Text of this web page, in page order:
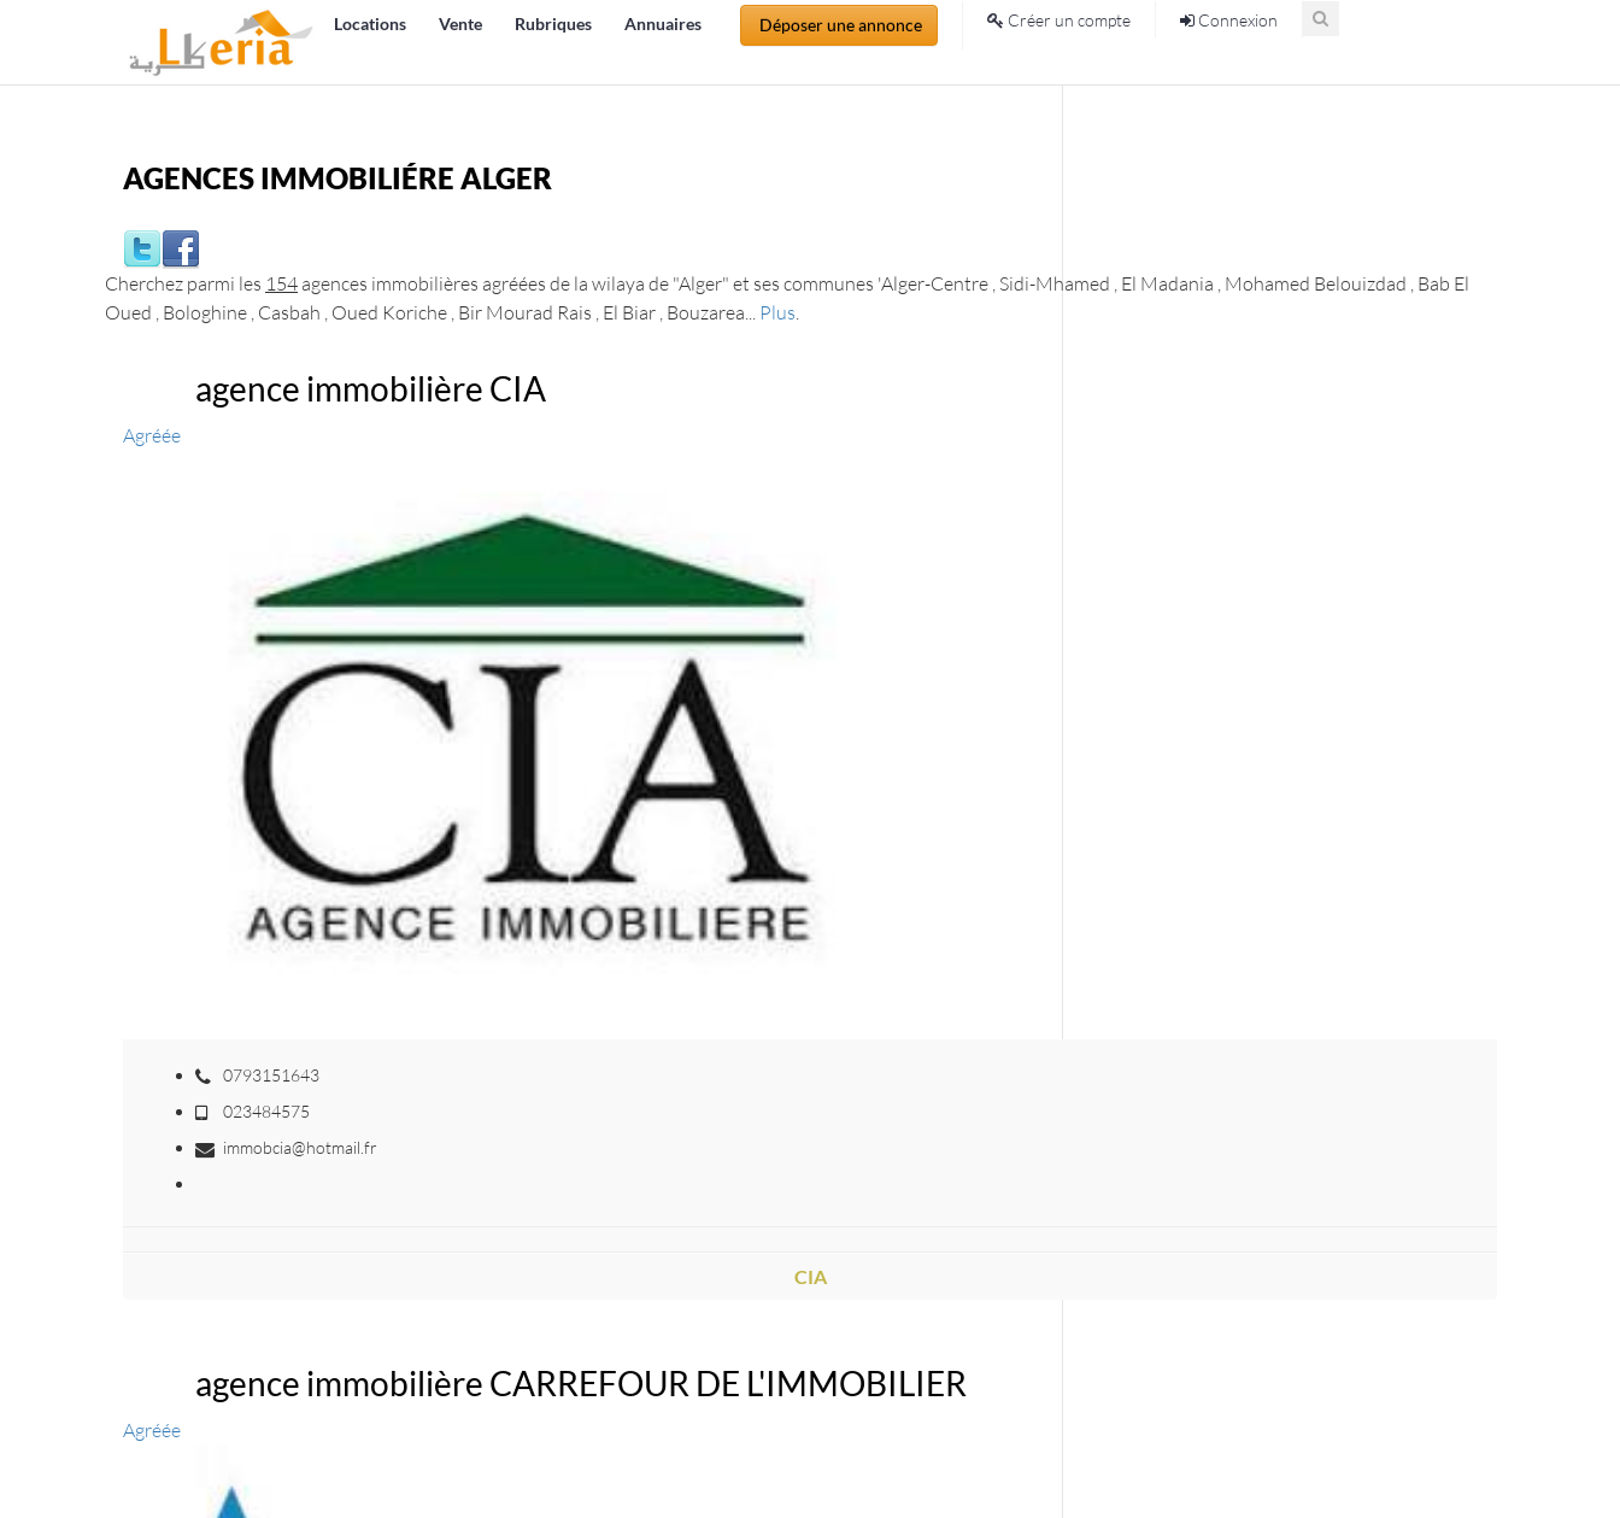
Locations Vente Rubriques Annuaires Déposer une annonce Créer un compte Connexion
AGENCES IMMOBILIÉRE ALGER
Cherchez parmi les 154 agences immobilières agréées de la wilaya de "Alger" et ses communes 'Alger-Centre , Sidi-Mhamed , El Madania , Mohamed Belouizdad , Bab El
Oued , Bologhine , Casbah , Oued Koriche , Bir Mourad Rais , El Biar , Bouzarea... Plus.
agence immobilière CIA
Agréée
0793151643
023484575
immobcia@hotmail.fr
CIA
agence immobilière CARREFOUR DE L'IMMOBILIER
Agréée